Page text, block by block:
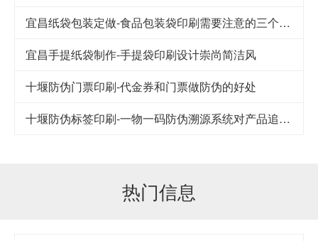
宜昌纸袋包装定做-食品包装袋印刷需要注意的三个细节
宜昌手提纸袋制作-手提袋印刷设计崇尚简洁风
十堰防伪门票印刷-代金券和门票做防伪的好处
十堰防伪标签印刷-一物一码防伪溯源系统对产品追踪到底
热门信息